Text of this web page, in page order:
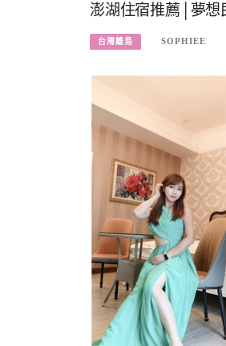
澎湖住宿推薦│夢想
台灣離島 SOPHIEE